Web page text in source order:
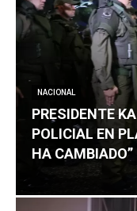
NACIONAL
PRESIDENTE
POLICIAL EN
HA CAMBIADO”